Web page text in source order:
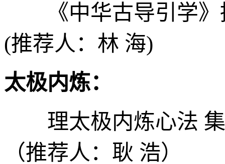
《中华古导引学》
(推荐人：林 海)
太极内炼：
理太极内炼心法 集
（推荐人：耿 浩）